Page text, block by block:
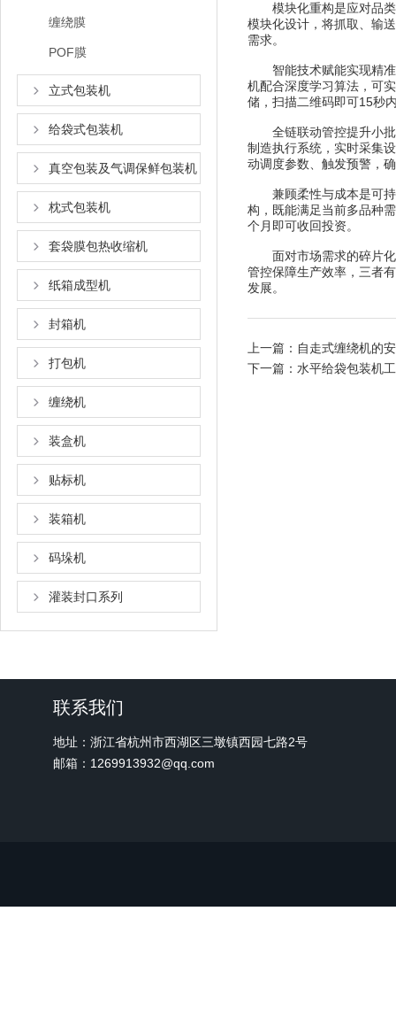
缠绕膜
POF膜
立式包装机
给袋式包装机
真空包装及气调保鲜包装机
枕式包装机
套袋膜包热收缩机
纸箱成型机
封箱机
打包机
缠绕机
装盒机
贴标机
装箱机
码垛机
灌装封口系列
模块化重构是应对品类
模块化设计，将抓取、输
需求。
智能技术赋能实现精准
机配合深度学习算法，可
储，扫描二维码即可15秒
全链联动管控提升小批
制造执行系统，实时采集
动调度参数、触发预警，
兼顾柔性与成本是可持
构，既能满足当前多品种
个月即可收回投资。
面对市场需求的碎片化
管控保障生产效率，三者
发展。
上一篇： 自走式缠绕机的
下一篇： 水平给袋包装机
联系我们
地址：浙江省杭州市西湖区三墩镇西园七路2号
邮箱：1269913932@qq.com